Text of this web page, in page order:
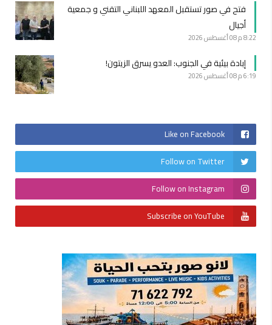
فتح في صور تستقبل المعهد اللبناني التقني و جمعية
أجيال
8:22 م 08 أغسطس 2026
إبادة بيئية في الجنوب: العدو يسرق الزيتون!
6:19 م 08 أغسطس 2026
Like on Facebook
Follow on Twitter
Follow on Instagram
Subscribe on YouTube